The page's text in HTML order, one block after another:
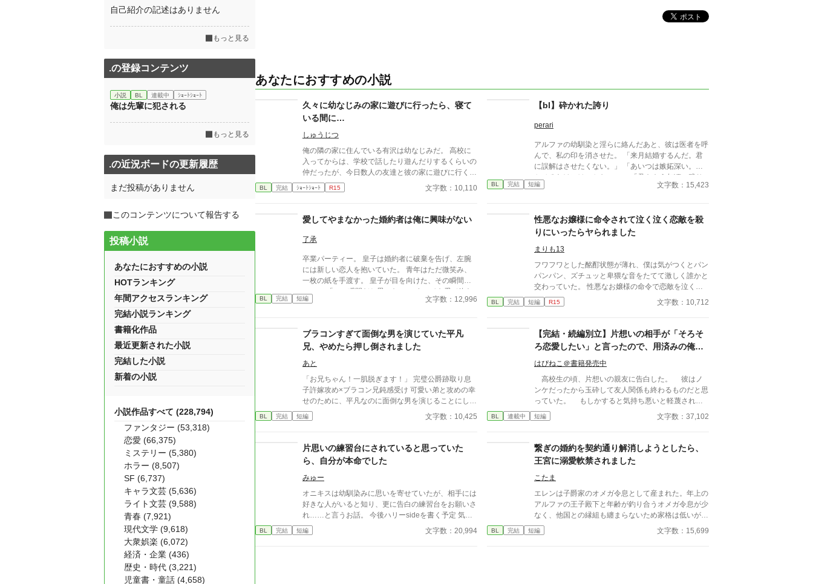
あなたにおすすめの小説
久々に幼なじみの家に遊びに行ったら、寝て
いる間に…
しゅうじつ
俺の隣の家に住んでいる有沢は幼なじみだ。 高校に
入ってからは、学校で話したり遊んだりするくらいの
仲だったが、今日数人の友達と彼の家に遊びに行くこ
とになった。 数年ぶりの幼なじみの家を懐かしんで
いる中、いつの間にか友人たちは帰っており、幼なじ
つけてしまい、部屋に来た有沢に咄嗟に寝たフリをす
BL 完結 ｼｮｰﾄｼｮｰﾄ R15 文字数：10,110
【bl】砕かれた誇り
perari
アルファの幼馴染と淫らに絡んだあと、彼は医者を呼
んで、私の印を消させた。 「来月結婚するんだ。君
に誤解はさせたくない。」 「あいつは嫉妬深い。泣
かせるわけにはいかない。」 「君ももう年頃の残り
物のオメガだろ？ 俺の印をつけたまま、他のアルフ
小切手を私に投げ渡す。 「長い間、俺に従ってきた
んだから、君を傷つけたりはしない。」 「結婚の日
くつかのコメントを拝見し、大変申し訳なく思ってお
ります。 私は現在日本語を勉強しており、この文章
はAI作品ではありませんが、 一部に翻訳ソフトを使
用しています。 もし読んでくださる中で日本語のお
かしな点をご指摘いただけましたら、 本当にありが
たく思います。
BL 完結 短編 文字数：15,423
愛してやまなかった婚約者は俺に興味がない
了承
卒業パーティー。 皇子は婚約者に破棄を告げ、左腕
には新しい恋人を抱いていた。 青年はただ微笑み、
一枚の紙を手渡す。 皇子が目を向けた、その瞬間
らせた、沈黙の恋の物語。 IFストーリーあり 誤字
BL 完結 短編 文字数：12,996
性悪なお嬢様に命令されて泣く泣く恋敵を殺
りにいったらヤられました
まりも13
フワフワとした酩酊状態が薄れ、僕は気がつくとパン
パンパン、ズチュッと卑猥な音をたてて激しく誰かと
交わっていた。 性悪なお嬢様の命令で恋敵を泣く泣
く殺りに行ったら逆にヤラれちゃった、ちょっとアホ
な子の話です。 （ムーンライトノベルにも掲載して
BL 完結 短編 R15 文字数：10,712
ブラコンすぎて面倒な男を演じていた平凡
兄、やめたら押し倒されました
あと
「お兄ちゃん！一肌脱ぎます！」 完璧公爵跡取り息
子許嫁攻め×ブラコン兄鈍感受け 可愛い弟と攻めの幸
せのために、平凡なのに面倒な男を演じることにした
受け。毎日の告白、束縛発言などを繰り広げ、上手く
いきそうになったため、やめたら、なんと…？ 攻め:
リチャード・グレイソン pixivにも投稿していま
す。 ひよったら消します。 誤字脱字はサイレント修
正します。 また、内容もサイレント修正する時もあ
ります。 定期的にタグも整理します。 批判・中傷
コメントはお控えください。 見つけ次第削除いたし
ます。
BL 完結 短編 文字数：10,425
【完結・続編別立】片想いの相手が「そろそ
ろ恋愛したい」と言ったので、用済みの俺は
ニートになることにしました。
はぴねこ＠書籍発売中
高校生の頃、片想いの親友に告白した。 彼はノ
ンケだったから玉砕して友人関係も終わるものだと思
っていた。 もしかすると気持ち悪いと軽蔑される
覚悟までしていたのに、彼は「今は恋愛をしている時
間がないんだ」と自分の夢を語ってくれた。 彼は
も起業したいと熱く語ってくれた。 そして、俺の
手を握って「できれば親友のお前には俺の右腕になっ
てほしい」と言われた。 同性愛者の俺のことを気
持ち悪いと遠ざけることもせずに、親友のままでいて
くれた彼に俺は感謝して、同じ大学に進学して、大学
の頃に彼と一緒にゲームを作成する会社を起業した。
あれから二十年間、本当に二人三脚で駆け抜けてき
た。 そして、昨年売り出したVRMMOが世界的に大
ヒットし、ゲーム大賞を取ったことを祝うパーティー
BL 連載中 短編 文字数：37,102
片思いの練習台にされていると思っていた
ら、自分が本命でした
みゅー
オニキスは幼馴染みに思いを寄せていたが、相手には
好きな人がいると知り、更に告白の練習台をお願いさ
れ……と言うお話。 今後ハリーsideを書く予定 気が
ついたら自分は悪役令嬢だったのにヒロインざまぁし
ちゃいましたのスピンオフです。 サイデュームの宝
BL 完結 短編 文字数：20,994
繋ぎの婚約を契約通り解消しようとしたら、
王宮に溺愛軟禁されました
こたま
エレンは子爵家のオメガ令息として産まれた。年上の
アルファの王子殿下と年齢が釣り合うオメガ令息が少
なく、他国との縁組も纏まらないため家格は低いが繋
ぎとして一応婚約をしている。王子のことは兄のよう
に慕っており、初恋の人ではあるけれど、契約終了時
BL 完結 短編 文字数：15,699
自己紹介の記述はありません
もっと見る
.の登録コンテンツ
小説 BL 連載中 ｼｮｰﾄｼｮｰﾄ
俺は先輩に犯される
もっと見る
.の近況ボードの更新履歴
まだ投稿がありません
このコンテンツについて報告する
投稿小説
あなたにおすすめの小説
HOTランキング
年間アクセスランキング
完結小説ランキング
書籍化作品
最近更新された小説
完結した小説
新着の小説
小説作品すべて (228,794)
ファンタジー (53,318)
恋愛 (66,375)
ミステリー (5,380)
ホラー (8,507)
SF (6,737)
キャラ文芸 (5,636)
ライト文芸 (9,588)
青春 (7,921)
現代文学 (9,618)
大衆娯楽 (6,072)
経済・企業 (436)
歴史・時代 (3,221)
児童書・童話 (4,658)